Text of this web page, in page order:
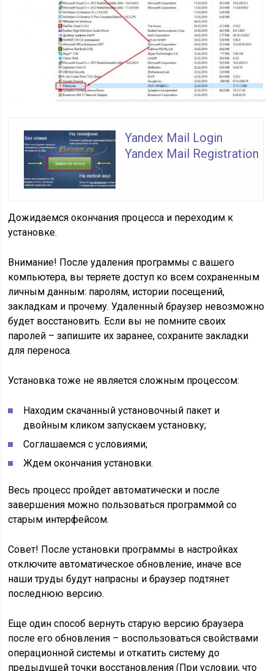
Yandex Mail Login
Yandex Mail Registration
Дожидаемся окончания процесса и переходим к
установке.
Внимание! После удаления программы с вашего
компьютера, вы теряете доступ ко всем сохраненным
личным данным: паролям, истории посещений,
закладкам и прочему. Удаленный браузер невозможно
будет восстановить. Если вы не помните своих
паролей – запишите их заранее, сохраните закладки
для переноса.
Установка тоже не является сложным процессом:
Находим скачанный установочный пакет и
двойным кликом запускаем установку;
Соглашаемся с условиями;
Ждем окончания установки.
Весь процесс пройдет автоматически и после
завершения можно пользоваться программой со
старым интерфейсом.
Совет! После установки программы в настройках
отключите автоматическое обновление, иначе все
наши труды будут напрасны и браузер подтянет
последнюю версию.
Еще один способ вернуть старую версию браузера
после его обновления – воспользоваться свойствами
операционной системы и откатить систему до
предыдущей точки восстановления (При условии, что